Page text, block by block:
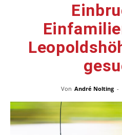
Von André Nolting -